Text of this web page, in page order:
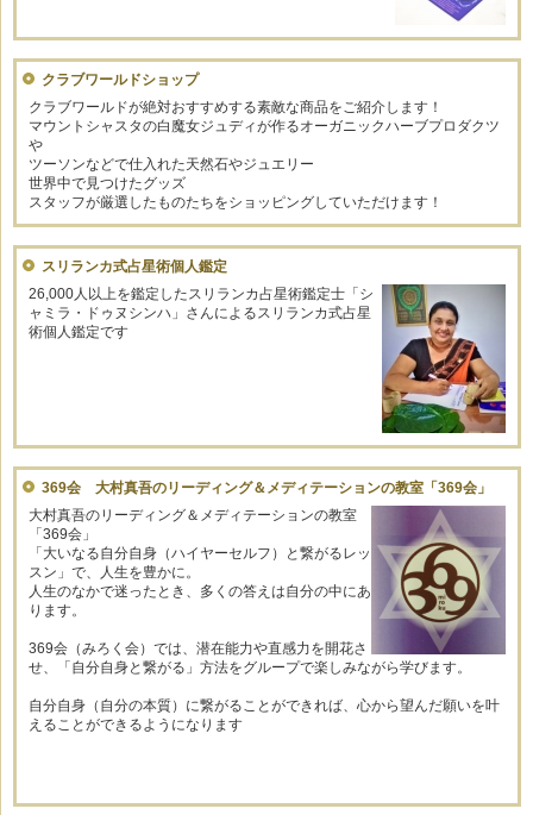
クラブワールドショップ
クラブワールドが絶対おすすめする素敵な商品をご紹介します！
マウントシャスタの白魔女ジュディが作るオーガニックハーブプロダクツ
や
ツーソンなどで仕入れた天然石やジュエリー
世界中で見つけたグッズ
スタッフが厳選したものたちをショッピングしていただけます！
スリランカ式占星術個人鑑定
26,000人以上を鑑定したスリランカ占星術鑑定士「シ
ャミラ・ドゥヌシンハ」さんによるスリランカ式占星
術個人鑑定です
369会 大村真吾のリーディング＆メディテーションの教室「369会」
大村真吾のリーディング＆メディテーションの教室
「369会」
「大いなる自分自身（ハイヤーセルフ）と繋がるレッ
スン」で、人生を豊かに。
人生のなかで迷ったとき、多くの答えは自分の中にあ
ります。
369会（みろく会）では、潜在能力や直感力を開花さ
せ、「自分自身と繋がる」方法をグループで楽しみながら学びます。
自分自身（自分の本質）に繋がることができれば、心から望んだ願いを叶
えることができるようになります